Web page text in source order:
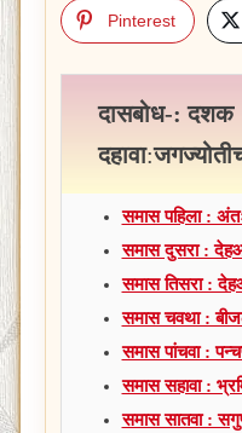
Pinterest
दासबोध-: दशक
दहावा:
समास पहिला :
समास दुसरा :
समास तिसरा :
समास चवथा :
समास पांचवा :
समास सहावा :
समास सातवा :